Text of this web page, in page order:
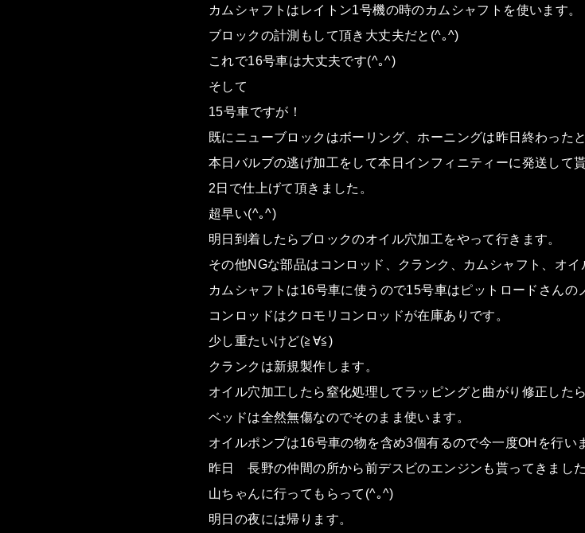
カムシャフトはレイトン1号機の時のカムシャフトを使います。
ブロックの計測もして頂き大丈夫だと(^｡^)
これで16号車は大丈夫です(^｡^)
そして
15号車ですが！
既にニューブロックはボーリング、ホーニングは昨日終わった
本日バルブの逃げ加工をして本日インフィニティーに発送して貰
2日で仕上げて頂きました。
超早い(^｡^)
明日到着したらブロックのオイル穴加工をやって行きます。
その他NGな部品はコンロッド、クランク、カムシャフト、オイ
カムシャフトは16号車に使うので15号車はピットロードさんの
コンロッドはクロモリコンロッドが在庫ありです。
少し重たいけど(≧∀≦)
クランクは新規製作します。
オイル穴加工したら窒化処理してラッピングと曲がり修正した
ベッドは全然無傷なのでそのまま使います。
オイルポンプは16号車の物を含め3個有るので今一度OHを行い
昨日 長野の仲間の所から前デスビのエンジンも貰ってきました
山ちゃんに行ってもらって(^｡^)
明日の夜には帰ります。